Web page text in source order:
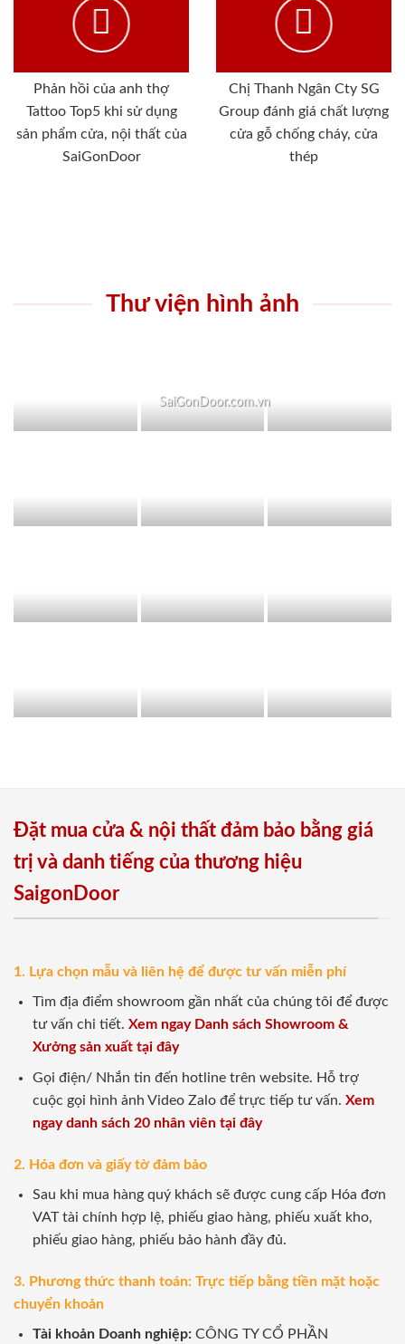
Phản hồi của anh thợ
Tattoo Top5 khi sử dụng
sản phẩm cửa, nội thất của
SaiGonDoor
Chị Thanh Ngân Cty SG
Group đánh giá chất lượng
cửa gỗ chống cháy, cửa
thép
Thư viện hình ảnh
SaiGonDoor.com.vn
Đặt mua cửa & nội thất đảm bảo bằng giá
trị và danh tiếng của thương hiệu
SaigonDoor
1. Lựa chọn mẫu và liên hệ để được tư vấn miễn phí
Tìm địa điểm showroom gần nhất của chúng tôi để được
tư vấn chi tiết. Xem ngay Danh sách Showroom &
Xưởng sản xuất tại đây
Gọi điện/ Nhắn tin đến hotline trên website. Hỗ trợ
cuộc gọi hình ảnh Video Zalo để trực tiếp tư vấn. Xem
ngay danh sách 20 nhân viên tại đây
2. Hóa đơn và giấy tờ đảm bảo
Sau khi mua hàng quý khách sẽ được cung cấp Hóa đơn
VAT tài chính hợp lệ, phiếu giao hàng, phiếu xuất kho,
phiếu giao hàng, phiếu bảo hành đầy đủ.
3. Phương thức thanh toán: Trực tiếp bằng tiền mặt hoặc
chuyển khoản
Tài khoản Doanh nghiệp:CÔNG TY CỔ PHẦN